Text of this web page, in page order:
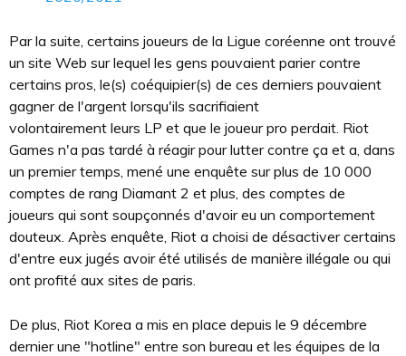
Par la suite, certains joueurs de la Ligue coréenne ont trouvé
un site Web sur lequel les gens pouvaient parier contre
certains pros, le(s) coéquipier(s) de ces derniers pouvaient
gagner de l'argent lorsqu'ils sacrifiaient
volontairement leurs LP et que le joueur pro perdait. Riot
Games n'a pas tardé à réagir pour lutter contre ça et a, dans
un premier temps, mené une enquête sur plus de 10 000
comptes de rang Diamant 2 et plus, des comptes de
joueurs qui sont soupçonnés d'avoir eu un comportement
douteux. Après enquête, Riot a choisi de désactiver certains
d'entre eux jugés avoir été utilisés de manière illégale ou qui
ont profité aux sites de paris.
De plus, Riot Korea a mis en place depuis le 9 décembre
dernier une "hotline" entre son bureau et les équipes de la